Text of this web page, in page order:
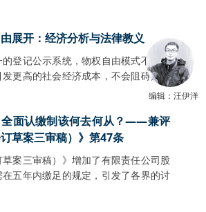
展开：经济分析与法律教义
登记公示系统，物权自由模式不会比
更高的社会经济成本，不会阻碍财产
全面认缴制该何去何从？——兼评
订草案三审稿）》第47条
草案三审稿）》增加了有限责任公司股
五年内缴足的规定，引发了各界的讨
编辑：汪伊洋